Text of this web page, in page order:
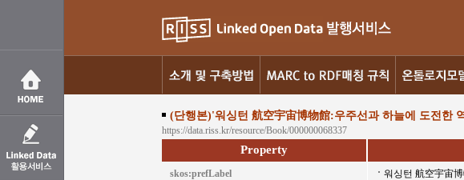
(단행본)'워싱턴 航空宇宙博物館:우주선과 하늘에 도전한
https://data.riss.kr/resource/Book/000000068337
Property
skos:prefLabel 워싱턴 航空宇宙